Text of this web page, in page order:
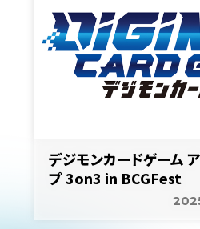
デジモンカードゲーム
プ 3on3 in BCGFest